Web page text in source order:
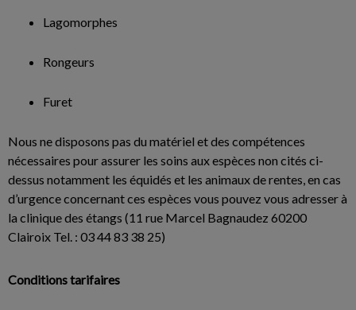
Lagomorphes
Rongeurs
Furet
Nous ne disposons pas du matériel et des compétences
nécessaires pour assurer les soins aux espèces non cités ci-
dessus notamment les équidés et les animaux de rentes, en cas
d’urgence concernant ces espèces vous pouvez vous adresser à
la clinique des étangs (11 rue Marcel Bagnaudez 60200
Clairoix Tel. : 03 44 83 38 25)
Conditions tarifaires